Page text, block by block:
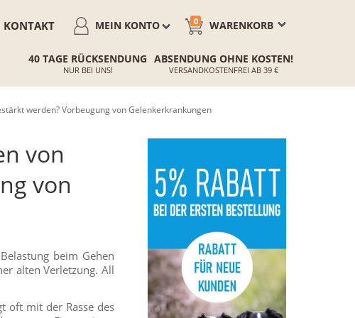
WARENKORB
0
MEIN KONTO
KONTAKT
40 TAGE RÜCKSENDUNG
NUR BEI UNS!
ABSENDUNG OHNE KOSTEN!
VERSANDKOSTENFREI AB 39 €
werden? Vorbeugung von Gelenkerkrankungen
von
von
beim Gehen
alten Verletzung. All
oft mit der Rasse des